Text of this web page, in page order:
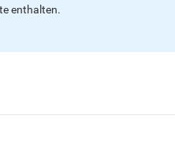
enthalten.